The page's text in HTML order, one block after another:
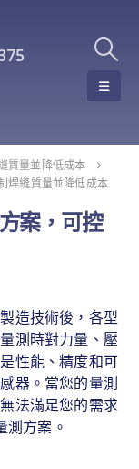
質量並降低成本
焊縫質量並降低成本
案，可控
造技術後，各型
測時對力量、壓
性能、精度和可
器。當您的量測
法滿足您的需求
方案。